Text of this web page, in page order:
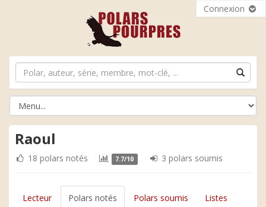
Connexion
Raoul
18 polars notés 7.7/10 3 polars soumis
Lecteur Polars notés Polars soumis Listes